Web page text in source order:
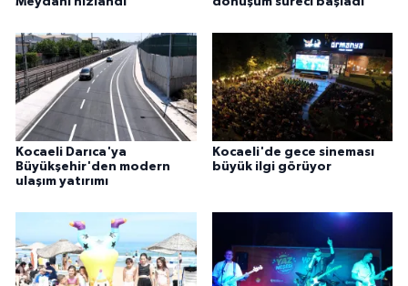
Kocaeli Darıca'ya
Büyükşehir'den modern
ulaşım yatırımı
Kocaeli'de gece sineması
büyük ilgi görüyor